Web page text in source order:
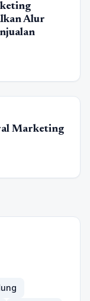
Alur
Marketing